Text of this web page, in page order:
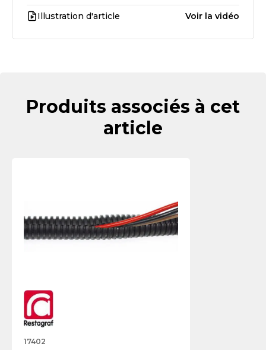
Illustration d'article Voir la vidéo
Produits associés à cet
article
17402